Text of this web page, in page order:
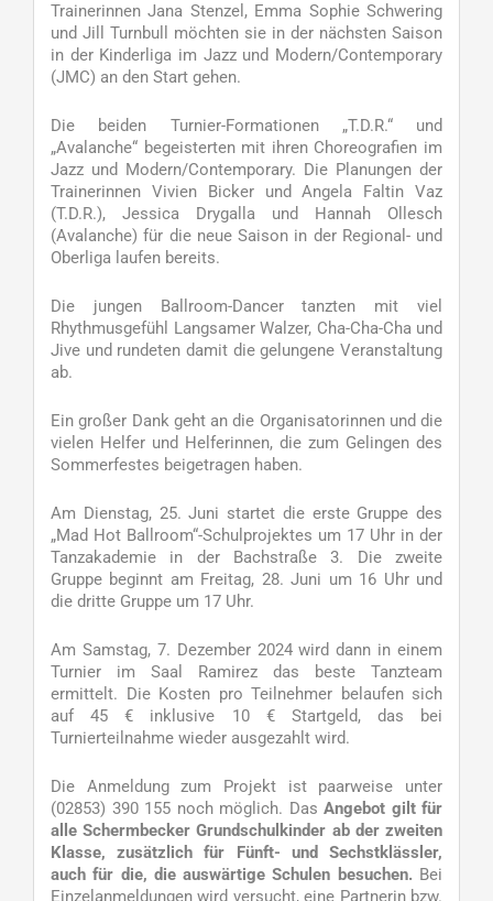
Trainerinnen Jana Stenzel, Emma Sophie Schwering
und Jill Turnbull möchten sie in der nächsten Saison
in der Kinderliga im Jazz und Modern/Contemporary
(JMC) an den Start gehen.
Die beiden Turnier-Formationen „T.D.R.“ und
„Avalanche“ begeisterten mit ihren Choreografien im
Jazz und Modern/Contemporary. Die Planungen der
Trainerinnen Vivien Bicker und Angela Faltin Vaz
(T.D.R.), Jessica Drygalla und Hannah Ollesch
(Avalanche) für die neue Saison in der Regional- und
Oberliga laufen bereits.
Die jungen Ballroom-Dancer tanzten mit viel
Rhythmusgefühl Langsamer Walzer, Cha-Cha-Cha und
Jive und rundeten damit die gelungene Veranstaltung
ab.
Ein großer Dank geht an die Organisatorinnen und die
vielen Helfer und Helferinnen, die zum Gelingen des
Sommerfestes beigetragen haben.
Am Dienstag, 25. Juni startet die erste Gruppe des
„Mad Hot Ballroom“-Schulprojektes um 17 Uhr in der
Tanzakademie in der Bachstraße 3. Die zweite
Gruppe beginnt am Freitag, 28. Juni um 16 Uhr und
die dritte Gruppe um 17 Uhr.
Am Samstag, 7. Dezember 2024 wird dann in einem
Turnier im Saal Ramirez das beste Tanzteam
ermittelt. Die Kosten pro Teilnehmer belaufen sich
auf 45 € inklusive 10 € Startgeld, das bei
Turnierteilnahme wieder ausgezahlt wird.
Die Anmeldung zum Projekt ist paarweise unter
(02853) 390 155 noch möglich. Das Angebot gilt für
alle Schermbecker Grundschulkinder ab der zweiten
Klasse, zusätzlich für Fünft- und Sechstklässler,
auch für die, die auswärtige Schulen besuchen. Bei
Einzelanmeldungen wird versucht, eine Partnerin bzw.